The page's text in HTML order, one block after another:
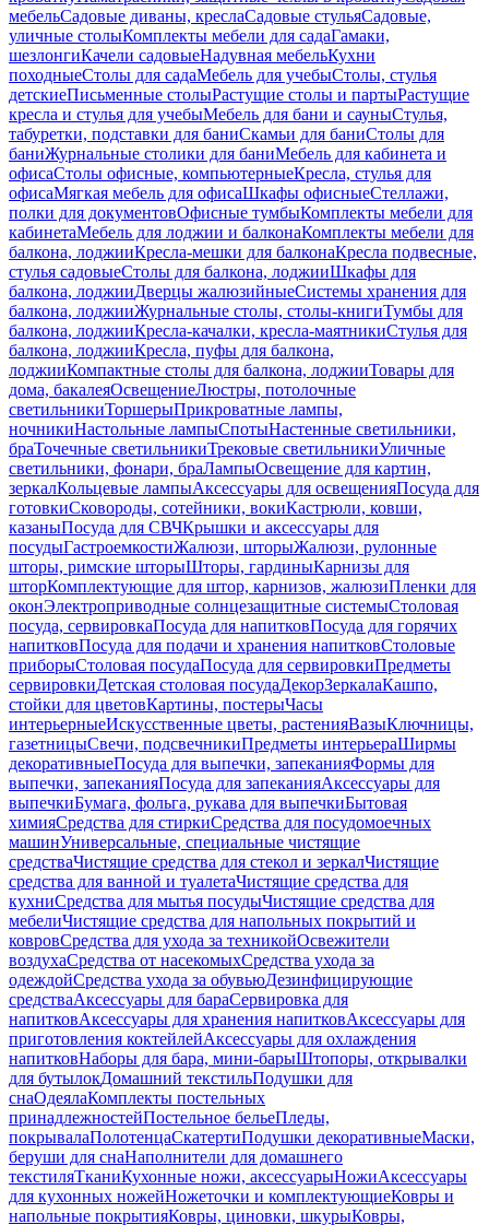
мебельСадовые диваны, креслаСадовые стульяСадовые,
уличные столыКомплекты мебели для садаГамаки,
шезлонгиКачели садовыеНадувная мебельКухни
походныеСтолы для садаМебель для учебыСтолы, стулья
детскиеПисьменные столыРастущие столы и партыРастущие
кресла и стулья для учебыМебель для бани и сауныСтулья,
табуретки, подставки для баниСкамьи для баниСтолы для
баниЖурнальные столики для баниМебель для кабинета и
офисаСтолы офисные, компьютерныеКресла, стулья для
офисаМягкая мебель для офисаШкафы офисныеСтеллажи,
полки для документовОфисные тумбыКомплекты мебели для
кабинетаМебель для лоджии и балконаКомплекты мебели для
балкона, лоджииКресла-мешки для балконаКресла подвесные,
стулья садовыеСтолы для балкона, лоджииШкафы для
балкона, лоджииДверцы жалюзийныеСистемы хранения для
балкона, лоджииЖурнальные столы, столы-книгиТумбы для
балкона, лоджииКресла-качалки, кресла-маятникиСтулья для
балкона, лоджииКресла, пуфы для балкона,
лоджииКомпактные столы для балкона, лоджииТовары для
дома, бакалеяОсвещениеЛюстры, потолочные
светильникиТоршерыПрикроватные лампы,
ночникиНастольные лампыСпотыНастенные светильники,
браТочечные светильникиТрековые светильникиУличные
светильники, фонари, браЛампыОсвещение для картин,
зеркалКольцевые лампыАксессуары для освещенияПосуда для
готовкиСковороды, сотейники, вокиКастрюли, ковши,
казаныПосуда для СВЧКрышки и аксессуары для
посудыГастроемкостиЖалюзи, шторыЖалюзи, рулонные
шторы, римские шторыШторы, гардиныКарнизы для
шторКомплектующие для штор, карнизов, жалюзиПленки для
оконЭлектроприводные солнцезащитные системыСтоловая
посуда, сервировкаПосуда для напитковПосуда для горячих
напитковПосуда для подачи и хранения напитковСтоловые
приборыСтоловая посудаПосуда для сервировкиПредметы
сервировкиДетская столовая посудаДекорЗеркалаКашпо,
стойки для цветовКартины, постерыЧасы
интерьерныеИскусственные цветы, растенияВазыКлючницы,
газетницыСвечи, подсвечникиПредметы интерьераШирмы
декоративныеПосуда для выпечки, запеканияФормы для
выпечки, запеканияПосуда для запеканияАксессуары для
выпечкиБумага, фольга, рукава для выпечкиБытовая
химияСредства для стиркиСредства для посудомоечных
машинУниверсальные, специальные чистящие
средстваЧистящие средства для стекол и зеркалЧистящие
средства для ванной и туалетаЧистящие средства для
кухниСредства для мытья посудыЧистящие средства для
мебелиЧистящие средства для напольных покрытий и
ковровСредства для ухода за техникойОсвежители
воздухаСредства от насекомыхСредства ухода за
одеждойСредства ухода за обувьюДезинфицирующие
средстваАксессуары для бараСервировка для
напитковАксессуары для хранения напитковАксессуары для
приготовления коктейлейАксессуары для охлаждения
напитковНаборы для бара, мини-барыШтопоры, открывалки
для бутылокДомашний текстильПодушки для
снаОдеялаКомплекты постельных
принадлежностейПостельное бельеПледы,
покрывалаПолотенцаСкатертиПодушки декоративныеМаски,
беруши для снаНаполнители для домашнего
текстиляТканиКухонные ножи, аксессуарыНожиАксессуары
для кухонных ножейНожеточки и комплектующиеКовры и
напольные покрытияКовры, циновки, шкурыКовры,